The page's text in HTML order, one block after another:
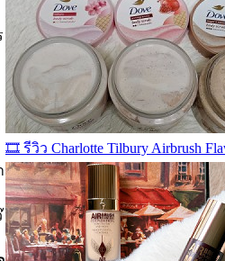
🎞️ รีวิว Charlotte Tilbury Airbrush